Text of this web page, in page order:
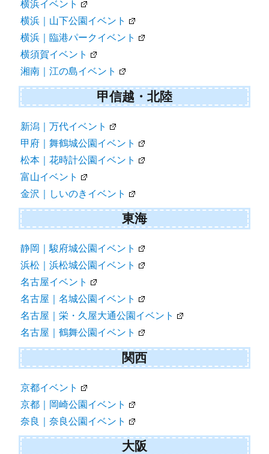
横浜イベント
横浜｜山下公園イベント
横浜｜臨港パークイベント
横須賀イベント
湘南｜江の島イベント
甲信越・北陸
新潟｜万代イベント
甲府｜舞鶴城公園イベント
松本｜花時計公園イベント
富山イベント
金沢｜しいのきイベント
東海
静岡｜駿府城公園イベント
浜松｜浜松城公園イベント
名古屋イベント
名古屋｜名城公園イベント
名古屋｜栄・久屋大通公園イベント
名古屋｜鶴舞公園イベント
関西
京都イベント
京都｜岡崎公園イベント
奈良｜奈良公園イベント
大阪